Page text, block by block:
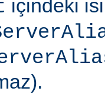
içindeki